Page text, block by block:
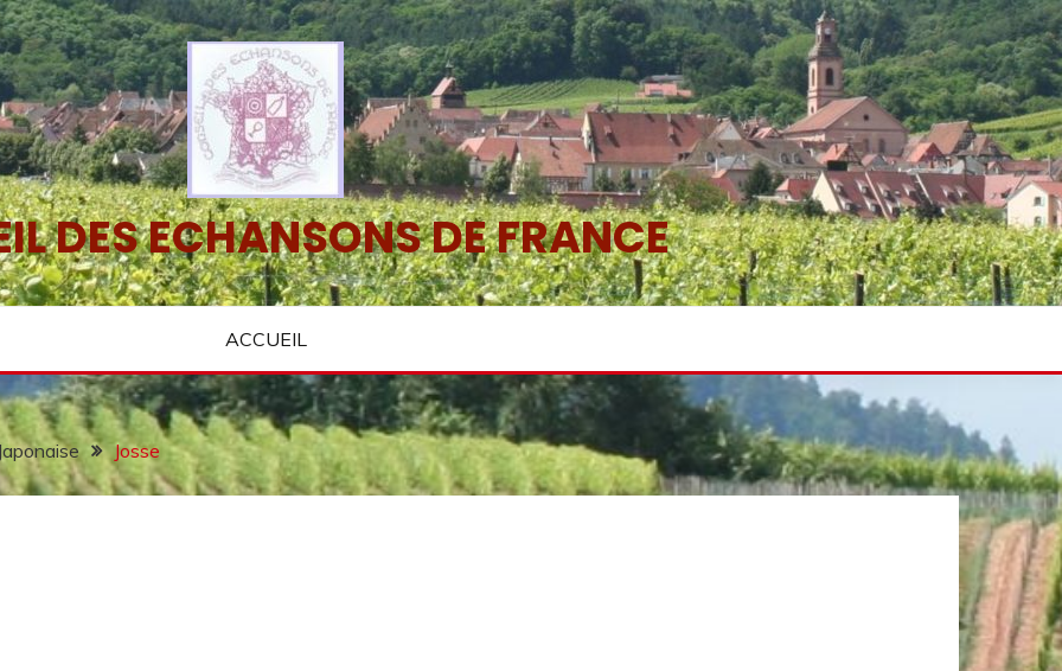
DES ECHANSONS DE FRANCE
ACCUEIL
Josse